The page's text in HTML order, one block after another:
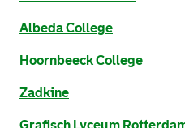
Albeda College
. Link opent een externe
Hoornbeeck College
. Link opent een externe
Zadkine
. Link opent een externe
. Link opent een externe